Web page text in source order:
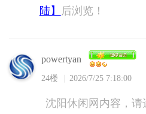
陆】
后浏览！
powertyan
24楼 2026/7/25 7:18:00
沈阳休闲网内容，请